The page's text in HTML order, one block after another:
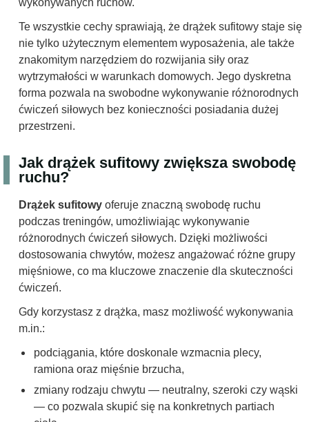
wykonywanych ruchów.
Te wszystkie cechy sprawiają, że drążek sufitowy staje się
nie tylko użytecznym elementem wyposażenia, ale także
znakomitym narzędziem do rozwijania siły oraz
wytrzymałości w warunkach domowych. Jego dyskretna
forma pozwala na swobodne wykonywanie różnorodnych
ćwiczeń siłowych bez konieczności posiadania dużej
przestrzeni.
Jak drążek sufitowy zwiększa swobodę
ruchu?
Drążek sufitowy oferuje znaczną swobodę ruchu
podczas treningów, umożliwiając wykonywanie
różnorodnych ćwiczeń siłowych. Dzięki możliwości
dostosowania chwytów, możesz angażować różne grupy
mięśniowe, co ma kluczowe znaczenie dla skuteczności
ćwiczeń.
Gdy korzystasz z drążka, masz możliwość wykonywania
m.in.:
podciągania, które doskonale wzmacnia plecy,
ramiona oraz mięśnie brzucha,
zmiany rodzaju chwytu — neutralny, szeroki czy wąski
— co pozwala skupić się na konkretnych partiach